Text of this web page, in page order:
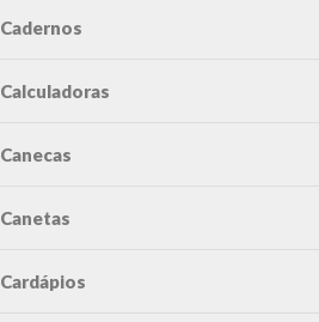
Cadernos
Calculadoras
Canecas
Canetas
Cardápios